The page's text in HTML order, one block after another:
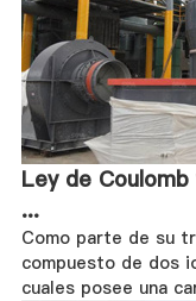
Ley de
...
Como parte de su
compuesto de dos
cuales posee una